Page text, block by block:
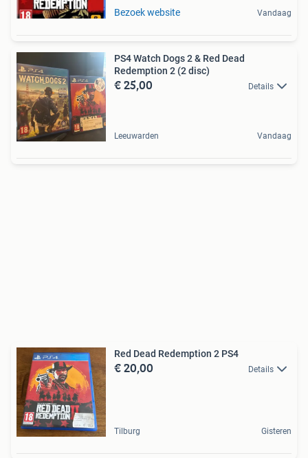
Bezoek website Vandaag
PS4 Watch Dogs 2 & Red Dead
Redemption 2 (2 disc)
€ 25,00 Details
Leeuwarden Vandaag
Red Dead Redemption 2 PS4
€ 20,00 Details
Tilburg Gisteren